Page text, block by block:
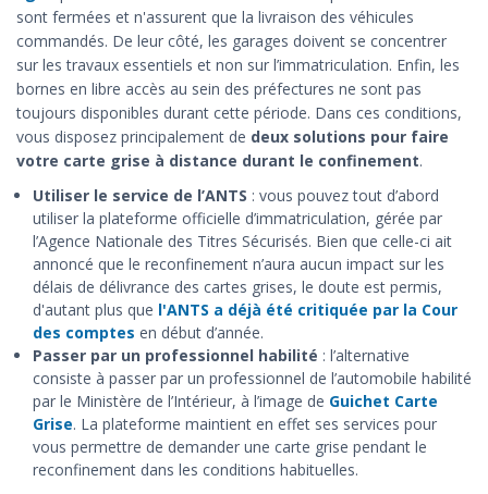
sont fermées et n'assurent que la livraison des véhicules
commandés. De leur côté, les garages doivent se concentrer
sur les travaux essentiels et non sur l’immatriculation. Enfin, les
bornes en libre accès au sein des préfectures ne sont pas
toujours disponibles durant cette période. Dans ces conditions,
vous disposez principalement de deux solutions pour faire
votre carte grise à distance durant le confinement.
Utiliser le service de l’ANTS : vous pouvez tout d’abord
utiliser la plateforme officielle d’immatriculation, gérée par
l’Agence Nationale des Titres Sécurisés. Bien que celle-ci ait
annoncé que le reconfinement n’aura aucun impact sur les
délais de délivrance des cartes grises, le doute est permis,
d'autant plus que l'ANTS a déjà été critiquée par la Cour
des comptes en début d’année.
Passer par un professionnel habilité : l’alternative
consiste à passer par un professionnel de l’automobile habilité
par le Ministère de l’Intérieur, à l’image de Guichet Carte
Grise. La plateforme maintient en effet ses services pour
vous permettre de demander une carte grise pendant le
reconfinement dans les conditions habituelles.